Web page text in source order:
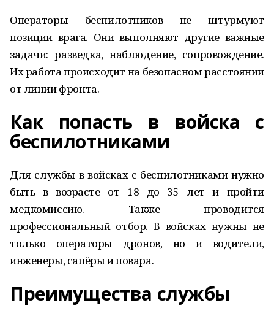
Операторы беспилотников не штурмуют
позиции врага. Они выполняют другие важные
задачи: разведка, наблюдение, сопровождение.
Их работа происходит на безопасном расстоянии
от линии фронта.
Как попасть в войска с
беспилотниками
Для службы в войсках с беспилотниками нужно
быть в возрасте от 18 до 35 лет и пройти
медкомиссию. Также проводится
профессиональный отбор. В войсках нужны не
только операторы дронов, но и водители,
инженеры, сапёры и повара.
Преимущества службы